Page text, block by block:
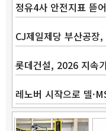
정유4사 안전지표 뜯
CJ제일제당 부산공
롯데건설, 2026 지속
레노버 시작으로 델